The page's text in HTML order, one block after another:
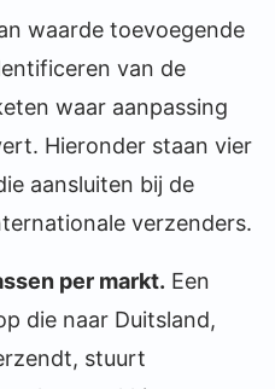
waarde toevoegende
van de
waar aanpassing
Hieronder staan vier
aansluiten bij de
verzenders.
per markt. Een
die naar Duitsland,
stuurt